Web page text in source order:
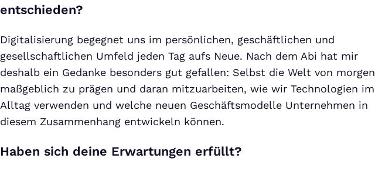
entschieden?
Digitalisierung begegnet uns im persönlichen, geschäftlichen und
gesellschaftlichen Umfeld jeden Tag aufs Neue. Nach dem Abi hat mir
deshalb ein Gedanke besonders gut gefallen: Selbst die Welt von morgen
maßgeblich zu prägen und daran mitzuarbeiten, wie wir Technologien im
Alltag verwenden und welche neuen Geschäftsmodelle Unternehmen in
diesem Zusammenhang entwickeln können.
Haben sich deine Erwartungen erfüllt?